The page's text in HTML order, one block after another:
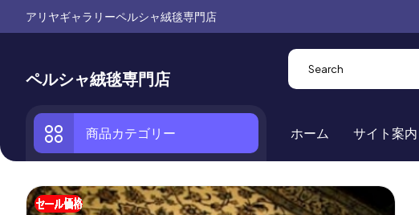
アリヤギャラリーペルシャ絨毯専門店
ペルシャ絨毯専門店
商品カテゴリー ホーム サイト案内